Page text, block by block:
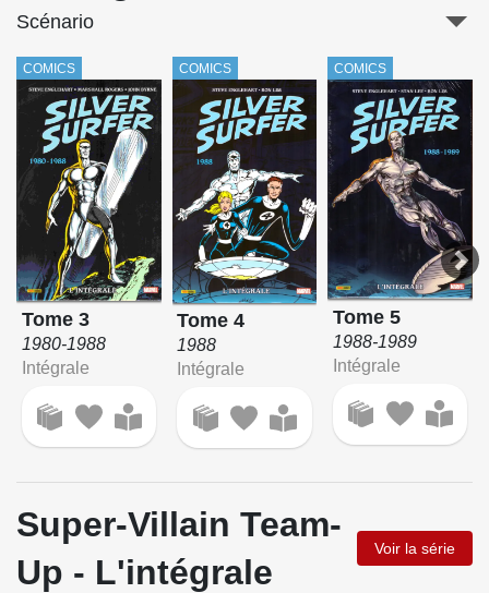
Scénario
COMICS
Tome 3
1980-1988
Intégrale
COMICS
Tome 4
1988
Intégrale
COMICS
Tome 5
1988-1989
Intégrale
Super-Villain Team-
Up - L'intégrale
Voir la série